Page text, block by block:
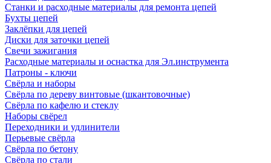
Станки и расходные материалы для ремонта цепей
Бухты цепей
Заклёпки для цепей
Диски для заточки цепей
Свечи зажигания
Расходные материалы и оснастка для Эл.инструмента
Патроны - ключи
Свёрла и наборы
Свёрла по дереву винтовые (шкантовочные)
Свёрла по кафелю и стеклу
Наборы свёрел
Переходники и удлинители
Перьевые свёрла
Свёрла по бетону
Свёрла по стали